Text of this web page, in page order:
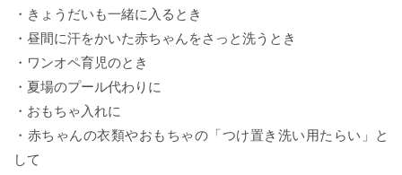
・きょうだいも一緒に入るとき
・昼間に汗をかいた赤ちゃんをさっと洗うとき
・ワンオペ育児のとき
・夏場のプール代わりに
・おもちゃ入れに
・赤ちゃんの衣類やおもちゃの「つけ置き洗い用たらい」と
して